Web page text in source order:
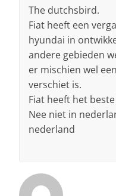
The dutchsbird.
Fiat heeft een
hyundai in
andere gebieden
er mischien wel
verschiet is.
Fiat heeft het
Nee niet in
nederland